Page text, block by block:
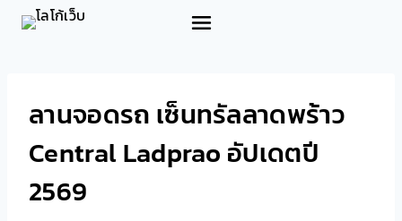
Skip
ลานจอดรถ เซ็นทรัลลาดพร้าว
Central Ladprao อัปเดตปี
2569